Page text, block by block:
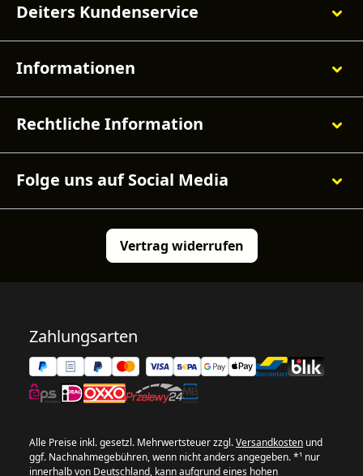
Deiters Kundenservice
Informationen
Rechtliche Information
Folge uns auf Social Media
Vertrag widerrufen
Zahlungsarten
Alle Preise inkl. gesetzl. Mehrwertsteuer zzgl.Versandkosten und
ggf. Nachnahmegebühren, wenn nicht anders angegeben. *¹ nur
innerhalb von Deutschland, kann aufgrund eines hohen